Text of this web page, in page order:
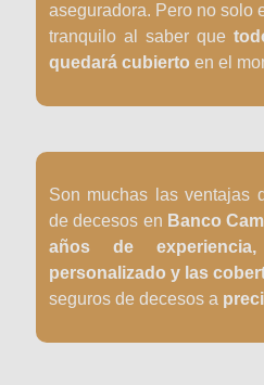
aseguradora. Pero no solo
tranquilo al saber que
quedará cubierto en el
Son muchas las ventajas
de decesos en Banco
años de
personalizado y las
seguros de decesos a